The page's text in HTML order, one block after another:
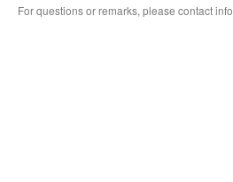
For questions or remarks, please contact